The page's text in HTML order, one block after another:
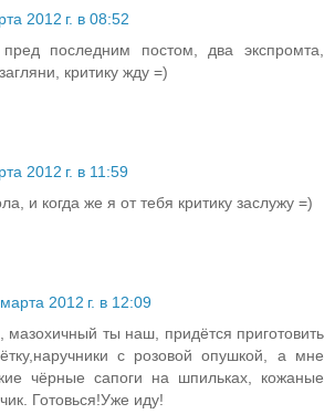
2012 г. в 08:52
последним постом, два экспромта,
критику жду =)
2012 г. в 11:59
и когда же я от тебя критику заслужу =)
2012 г. в 12:09
ты наш, придётся приготовить
с розовой опушкой, а мне
чёрные сапоги на шпильках, кожаные
Готовься!Уже иду!